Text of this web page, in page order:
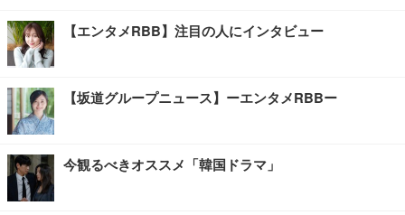
【エンタメRBB】注目の人にインタビュー
【坂道グループニュース】ーエンタメRBBー
今観るべきオススメ「韓国ドラマ」